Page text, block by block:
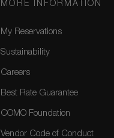
MORE INFORMATION
My Reservations
Sustainability
Careers
Best Rate Guarantee
COMO Foundation
Vendor Code of Conduct